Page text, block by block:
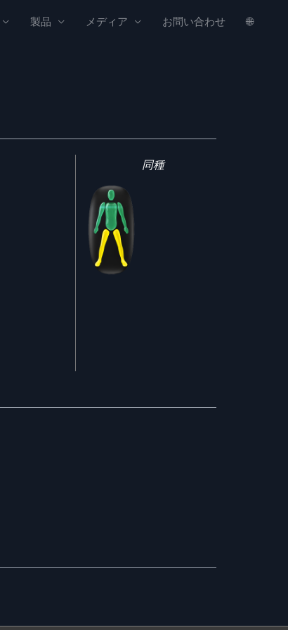
製品 メディア お問い合わせ 🌐
同種